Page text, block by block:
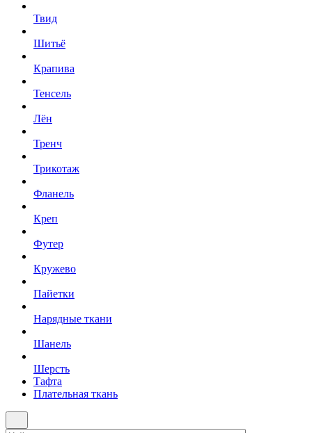
Твид
Шитьё
Крапива
Тенсель
Лён
Тренч
Трикотаж
Фланель
Креп
Футер
Кружево
Пайетки
Нарядные ткани
Шанель
Шерсть
Тафта
Плательная ткань